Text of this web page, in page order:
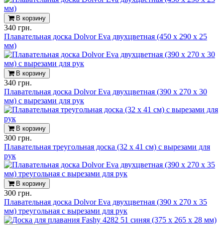
В корзину
340 грн.
Плавательная доска Dolvor Eva двухцветная (450 х 290 х 25
мм)
В корзину
340 грн.
Плавательная доска Dolvor Eva двухцветная (390 x 270 x 30
мм) с вырезами для рук
В корзину
300 грн.
Плавательная треугольная доска (32 x 41 см) с вырезами для
рук
В корзину
300 грн.
Плавательная доска Dolvor Eva двухцветная (390 x 270 x 35
мм) треугольная с вырезами для рук